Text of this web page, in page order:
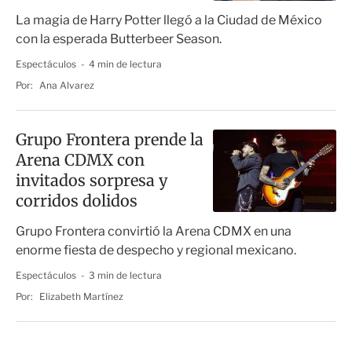
La magia de Harry Potter llegó a la Ciudad de México
con la esperada Butterbeer Season.
Espectáculos
4 min de lectura
Por: Ana Alvarez
Grupo Frontera prende la
Arena CDMX con
invitados sorpresa y
corridos dolidos
Grupo Frontera convirtió la Arena CDMX en una
enorme fiesta de despecho y regional mexicano.
Espectáculos
3 min de lectura
Por:
Elizabeth Martínez